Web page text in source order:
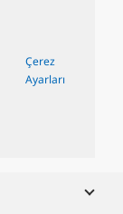
Çerez
Ayarları